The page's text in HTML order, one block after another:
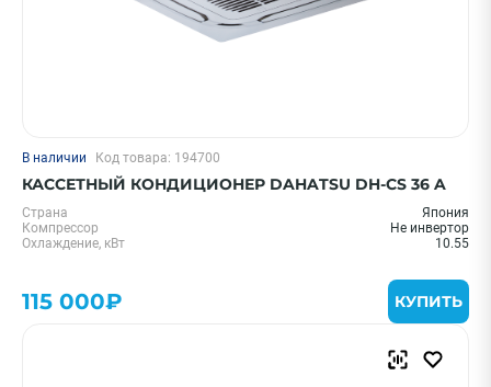
Италия
Корея
В наличии Код товара: 194700
КАССЕТНЫЙ КОНДИЦИОНЕР DAHATSU DH-CS 36 A
Страна
Япония
Компрессор
Не инвертор
Охлаждение, кВт
10.55
115 000₽ КУПИТЬ